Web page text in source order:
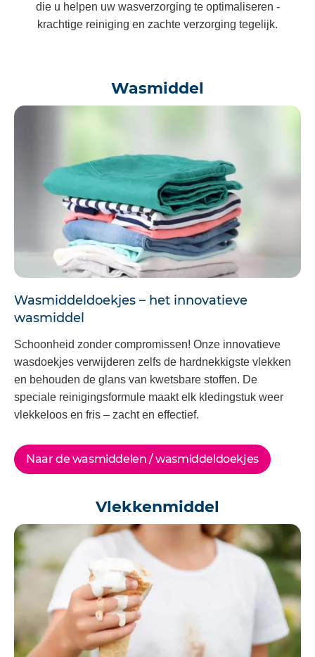
die u helpen uw wasverzorging te optimaliseren -
krachtige reiniging en zachte verzorging tegelijk.
Wasmiddel
Wasmiddeldoekjes – het innovatieve
wasmiddel
Schoonheid zonder compromissen! Onze innovatieve
wasdoekjes verwijderen zelfs de hardnekkigste vlekken
en behouden de glans van kwetsbare stoffen. De
speciale reinigingsformule maakt elk kledingstuk weer
vlekkeloos en fris – zacht en effectief.
Naar de wasmiddelen / wasmiddeldoekjes
Vlekkenmiddel